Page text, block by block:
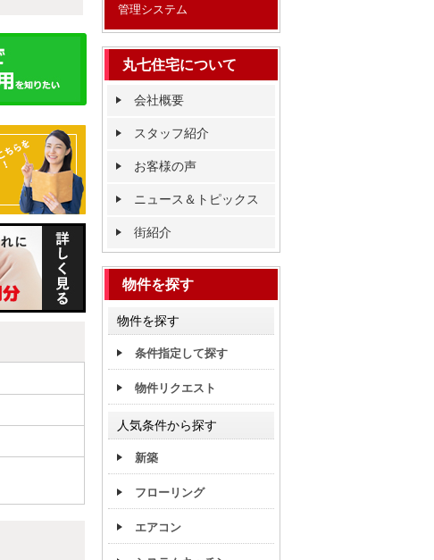
管理システム
丸七住宅について
会社概要
スタッフ紹介
お客様の声
ニュース＆トピックス
街紹介
物件を探す
物件を探す
条件指定して探す
物件リクエスト
人気条件から探す
新築
フローリング
エアコン